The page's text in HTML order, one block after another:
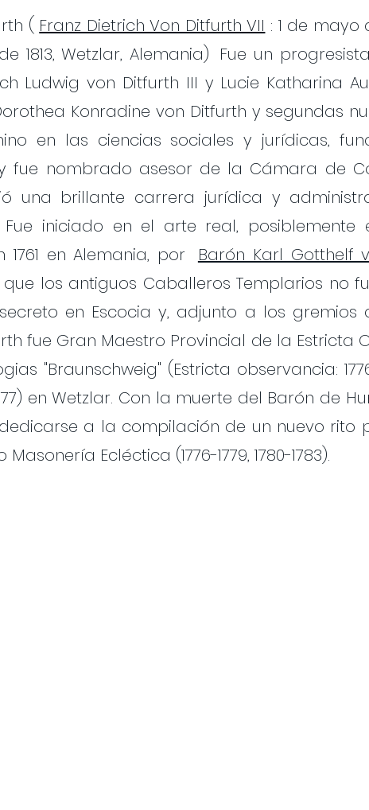
( Franz Dietrich Von Ditfurth VII : 1 de mayo
1813, Wetzlar, Alemania) Fue un
Ludwig von Ditfurth III y Lucie Katharina
Konradine von Ditfurth y segundas
en las ciencias sociales y jurídicas,
fue nombrado asesor de la Cámara de
una brillante carrera jurídica y
Fue iniciado en el arte real, posiblemente
en Alemania, por
Barón Karl Gotthelf
los antiguos Caballeros Templarios no
en Escocia y, adjunto a los
fue Gran Maestro Provincial de la Estricta
"Braunschweig" (Estricta observancia:
en Wetzlar. Con la muerte del Barón de
a la compilación de un nuevo rito
Ecléctica (1776-1779, 1780-1783).